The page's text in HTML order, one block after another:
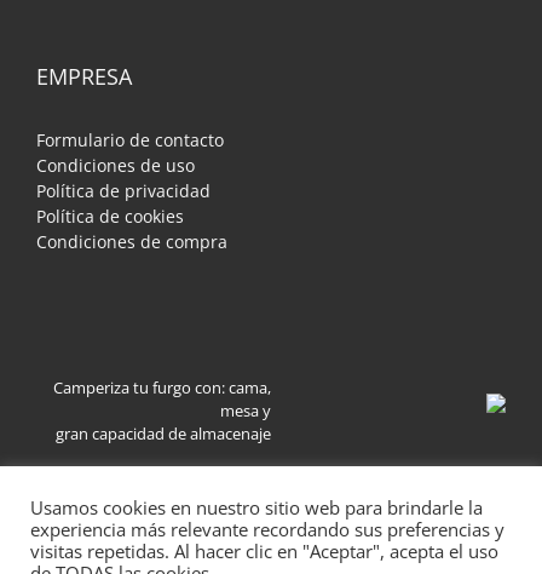
EMPRESA
Formulario de contacto
Condiciones de uso
Política de privacidad
Política de cookies
Condiciones de compra
Camperiza tu furgo con: cama,
mesa y
gran capacidad de almacenaje
Usamos cookies en nuestro sitio web para brindarle la
experiencia más relevante recordando sus preferencias y
visitas repetidas. Al hacer clic en "Aceptar", acepta el uso